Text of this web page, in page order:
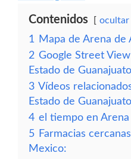
Contenidos ocultar
1
Mapa de Arena de
2 Google Street
Estado de
3 Vídeos
Estado de Guanajuato
4 el tiempo en
5 Farmacias
Mexico: